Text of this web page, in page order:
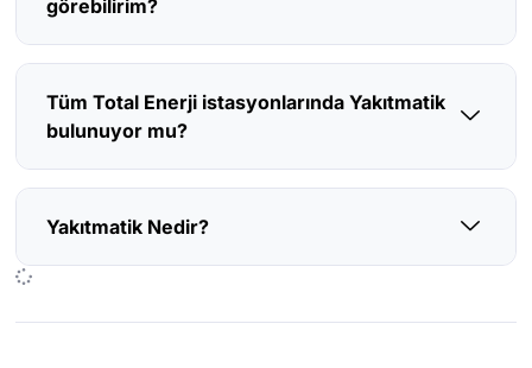
görebilirim?
Tüm Total Enerji istasyonlarında Yakıtmatik
bulunuyor mu?
Yakıtmatik Nedir?